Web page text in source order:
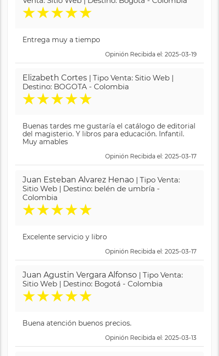
★★★★★
Entrega muy a tiempo
Opinión Recibida el: 2025-03-19
Elizabeth Cortes | Tipo Venta: Sitio Web |
Destino: BOGOTA - Colombia
★★★★★
Buenas tardes me gustaría el catálogo de editorial
del magisterio. Y libros para educación. Infantil.
Muy amables
Opinión Recibida el: 2025-03-17
Juan Esteban Alvarez Henao | Tipo Venta:
Sitio Web | Destino: belén de umbría -
Colombia
★★★★★
Excelente servicio y libro
Opinión Recibida el: 2025-03-17
Juan Agustin Vergara Alfonso | Tipo Venta:
Sitio Web | Destino: Bogotá - Colombia
★★★★★
Buena atención buenos precios.
Opinión Recibida el: 2025-03-13